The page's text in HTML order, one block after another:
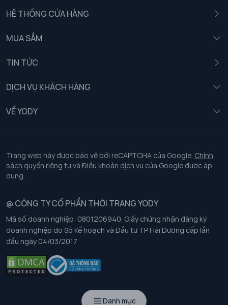
Danh mục
HỆ THỐNG CỬA HÀNG
MUA SẮM
TIN TỨC
DỊCH VỤ KHÁCH HÀNG
Chính sách khách hàng thân thiết
Chính sách bảo vệ dữ liệu cá nhân
Chính sách thanh toán, giao nhận
Chính sách chất lượng và an toàn sức khoẻ nghề nghiệp
Chính sách đơn đồng phục
Hướng dẫn chọn kích thước
VỀ YODY
Tuyển dụng
Trang web này được bảo vệ bởi reCAPTCHA của Google. Chính
sách quyền riêng tưvà Điều khoản dịch vụ của Google được áp
dụng.
@ CÔNG TY CỔ PHẦN THỜI TRANG YODY
Mã số doanh nghiệp: 0801206940. Giấy chứng nhận đăng ký
doanh nghiệp do Sở Kế hoạch và Đầu tư TP Hải Dương cấp lần
đầu ngày 04/03/2017